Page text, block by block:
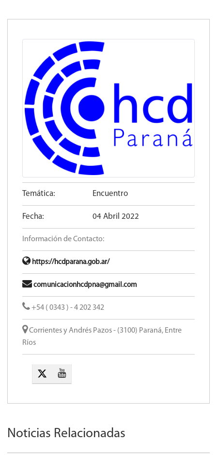
Temática: Encuentro
Fecha: 04 Abril 2022
Información de Contacto:
https://hcdparana.gob.ar/
comunicacionhcdpna@gmail.com
+54 ( 0343 ) - 4 202 342
Corrientes y Andrés Pazos - (3100) Paraná, Entre
Ríos
Noticias Relacionadas